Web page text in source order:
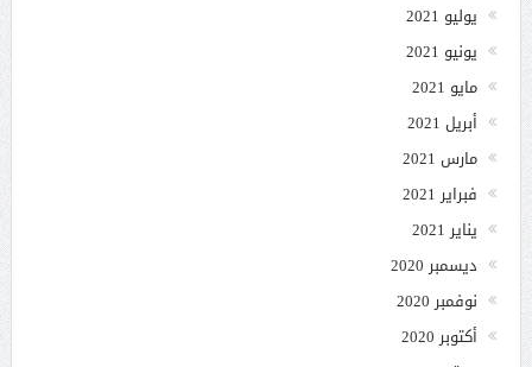
يوليو 2021
يونيو 2021
مايو 2021
أبريل 2021
مارس 2021
فبراير 2021
يناير 2021
ديسمبر 2020
نوفمبر 2020
أكتوبر 2020